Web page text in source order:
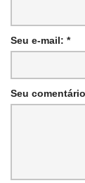
Seu e-mail: *
Seu